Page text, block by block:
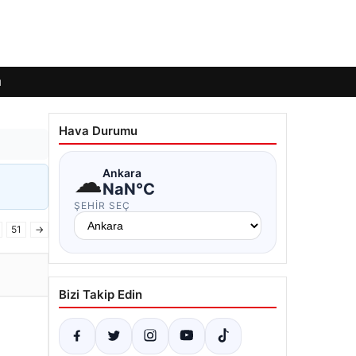
51 →
Hava Durumu
☁Ankara
NaN°C
ŞEHIR SEÇ
Bizi Takip Edin